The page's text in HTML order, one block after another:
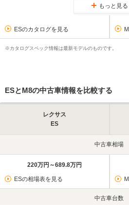
もっと見る
ESのカタログを見る
※カタログスペック情報は最新モデルのものです。
ESとM8の中古車情報を比較する
レクサス
ES
中古車相場
220万円～689.8万円
ESの相場表を見る
中古車台数